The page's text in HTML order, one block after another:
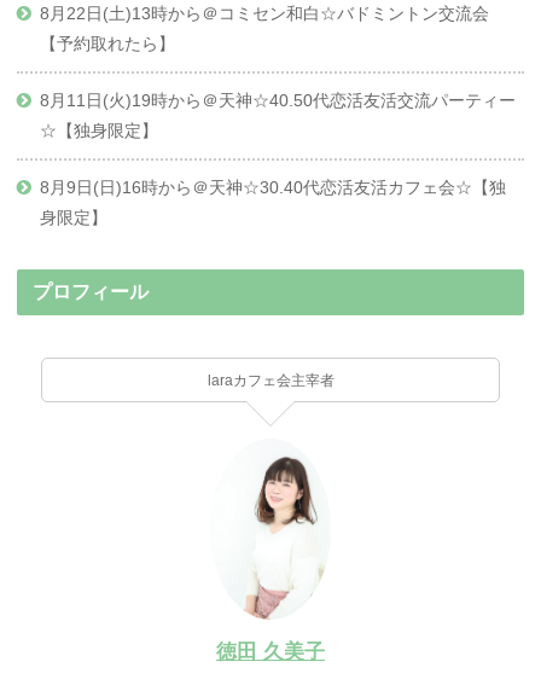
8月22日(土)13時から＠コミセン和白☆バドミントン交流会
【予約取れたら】
8月11日(火)19時から＠天神☆40.50代恋活友活交流パーティー
☆【独身限定】
8月9日(日)16時から＠天神☆30.40代恋活友活カフェ会☆【独
身限定】
プロフィール
laraカフェ会主宰者
徳田 久美子